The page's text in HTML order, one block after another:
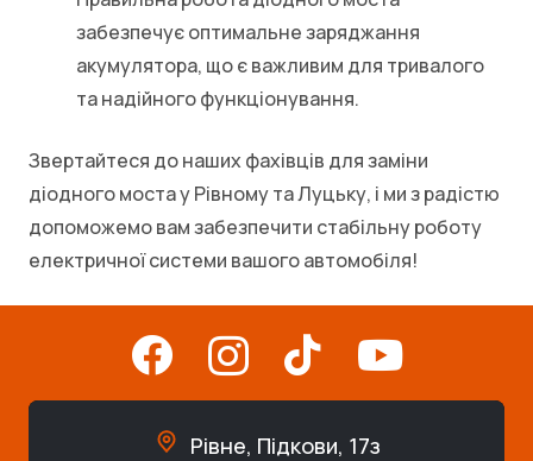
забезпечує оптимальне заряджання
акумулятора, що є важливим для тривалого
та надійного функціонування.
Звертайтеся до наших фахівців для заміни
діодного моста у Рівному та Луцьку, і ми з радістю
допоможемо вам забезпечити стабільну роботу
електричної системи вашого автомобіля!
Рівне, Підкови, 17з